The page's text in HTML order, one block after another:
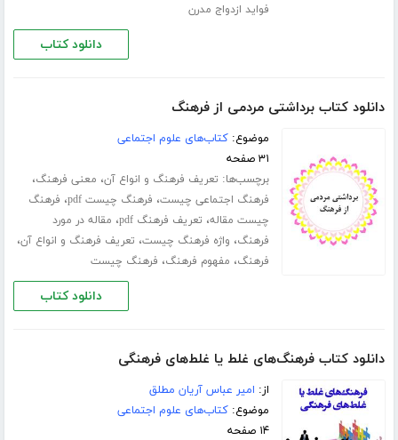
فواید ازدواج مدرن
دانلود کتاب
دانلود کتاب برداشتی مردمی از فرهنگ
موضوع:کتاب‌های علوم اجتماعی
۳۱ صفحه
برچسب‌ها: تعریف فرهنگ و انواع آن، معنی فرهنگ،
فرهنگ اجتماعی چیست، فرهنگ چیست pdf ، فرهنگ
چیست مقاله، تعریف فرهنگ pdf ، مقاله در مورد
فرهنگ، واژه فرهنگ چیست، تعریف فرهنگ و انواع آن،
فرهنگ، مفهوم فرهنگ، فرهنگ چیست
دانلود کتاب
دانلود کتاب فرهنگ‌های غلط یا غلط‌های فرهنگی
از: امیر عباس آریان مطلق
موضوع:کتاب‌های علوم اجتماعی
۱۴ صفحه